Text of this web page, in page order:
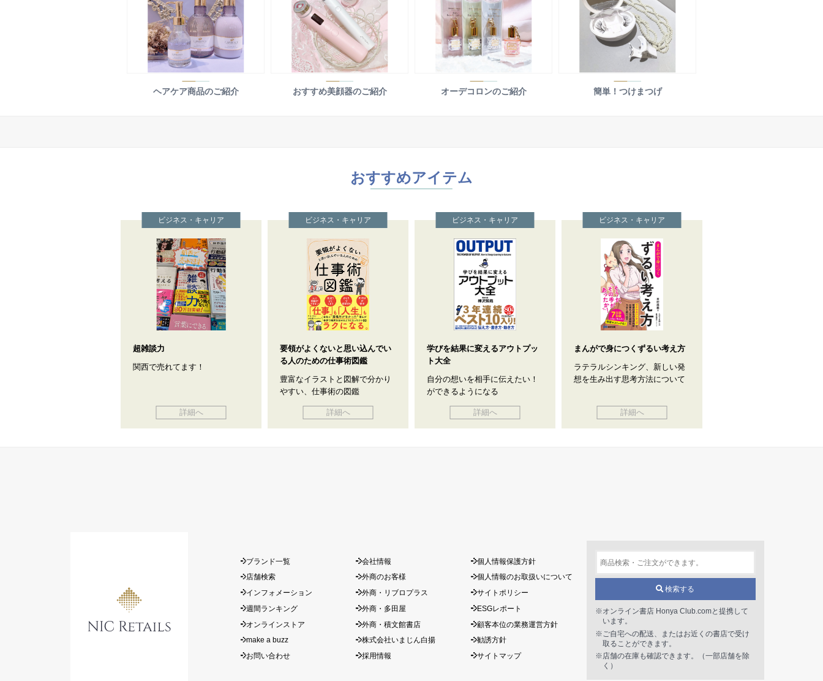
ヘアケア商品のご紹介 おすすめ美顔器のご紹介 オーデコロンのご紹介 簡単！つけまつげ
おすすめアイテム
ビジネス・キャリア
超雑談力
関西で売れてます！
詳細へ
ビジネス・キャリア
要領がよくないと思い込んでい
る人のための仕事術図鑑
豊富なイラストと図解で分かり
やすい、仕事術の図鑑
詳細へ
ビジネス・キャリア
学びを結果に変えるアウトプッ
ト大全
自分の想いを相手に伝えたい！
ができるようになる
詳細へ
ビジネス・キャリア
まんがで身につくずるい考え方
ラテラルシンキング、新しい発
想を生み出す思考方法について
詳細へ
検索する
※オンライン書店 Honya Club.comと提携して
います。
※ご自宅への配送、またはお近くの書店で受け
取ることができます。
※店舗の在庫も確認できます。（一部店舗を除
く）
ブランド一覧
店舗検索
インフォメーション
週間ランキング
オンラインストア
make a buzz
お問い合わせ
会社情報
外商のお客様
外商・リブロプラス
外商・多田屋
外商・積文館書店
株式会社いまじん白揚
採用情報
個人情報保護方針
個人情報のお取扱いについて
サイトポリシー
ESGレポート
顧客本位の業務運営方針
勧誘方針
サイトマップ